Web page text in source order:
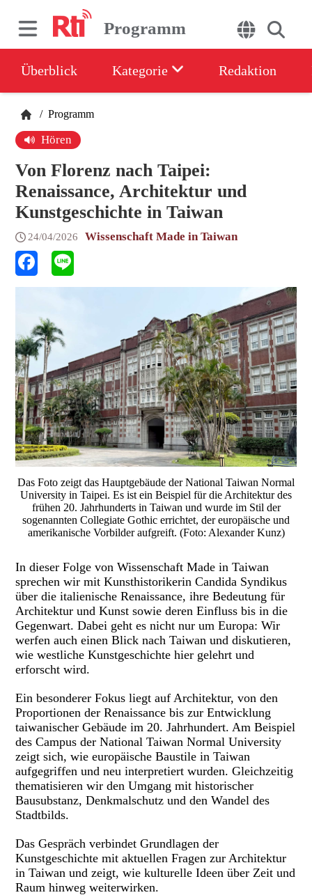
Programm
Überblick Kategorie Redaktion
/ Programm
Hören
Von Florenz nach Taipei:
Renaissance, Architektur und
Kunstgeschichte in Taiwan
24/04/2026 Wissenschaft Made in Taiwan
Das Foto zeigt das Hauptgebäude der National Taiwan Normal
University in Taipei. Es ist ein Beispiel für die Architektur des
frühen 20. Jahrhunderts in Taiwan und wurde im Stil der
sogenannten Collegiate Gothic errichtet, der europäische und
amerikanische Vorbilder aufgreift. (Foto: Alexander Kunz)
In dieser Folge vonWissenschaft Made in Taiwan
sprechen wir mit Kunsthistorikerin Candida Syndikus
über die italienische Renaissance, ihre Bedeutung für
Architektur und Kunst sowie deren Einfluss bis in die
Gegenwart. Dabei geht es nicht nur um Europa: Wir
werfen auch einen Blick nach Taiwan und diskutieren,
wie westliche Kunstgeschichte hier gelehrt und
erforscht wird.
Ein besonderer Fokus liegt auf Architektur, von den
Proportionen der Renaissance bis zur Entwicklung
taiwanischer Gebäude im 20. Jahrhundert. Am Beispiel
des Campus der National Taiwan Normal University
zeigt sich, wie europäische Baustile in Taiwan
aufgegriffen und neu interpretiert wurden. Gleichzeitig
thematisieren wir den Umgang mit historischer
Bausubstanz, Denkmalschutz und den Wandel des
Stadtbilds.
Das Gespräch verbindet Grundlagen der
Kunstgeschichte mit aktuellen Fragen zur Architektur
in Taiwan und zeigt, wie kulturelle Ideen über Zeit und
Raum hinweg weiterwirken.